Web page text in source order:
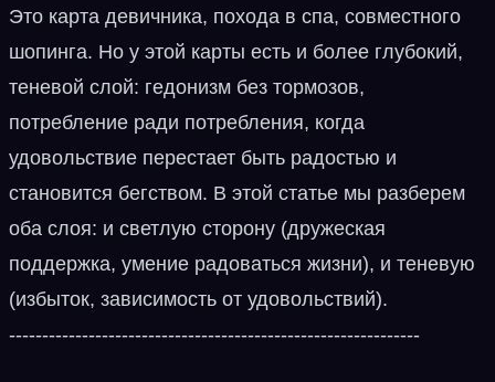
Это карта девичника, похода в спа, совместного
шопинга. Но у этой карты есть и более глубокий,
теневой слой: гедонизм без тормозов,
потребление ради потребления, когда
удовольствие перестает быть радостью и
становится бегством. В этой статье мы разберем
оба слоя: и светлую сторону (дружеская
поддержка, умение радоваться жизни), и теневую
(избыток, зависимость от удовольствий).
--------------------------------------------------------------